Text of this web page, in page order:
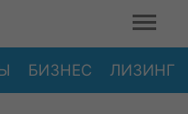
БИЗНЕС ЛИЗИНГ